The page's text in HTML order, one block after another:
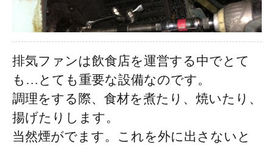
排気ファンは飲食店を運営する中でとて
も…とても重要な設備なのです。
調理をする際、食材を煮たり、焼いたり、
揚げたりします。
当然煙がでます。これを外に出さないと